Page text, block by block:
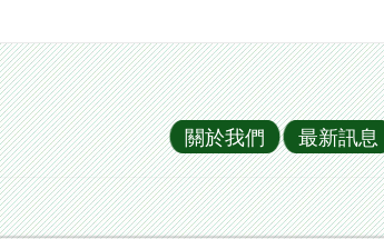
關於我們 最新訊息